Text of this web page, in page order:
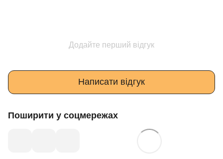
Додайте перший відгук
Написати відгук
Поширити у соцмережах